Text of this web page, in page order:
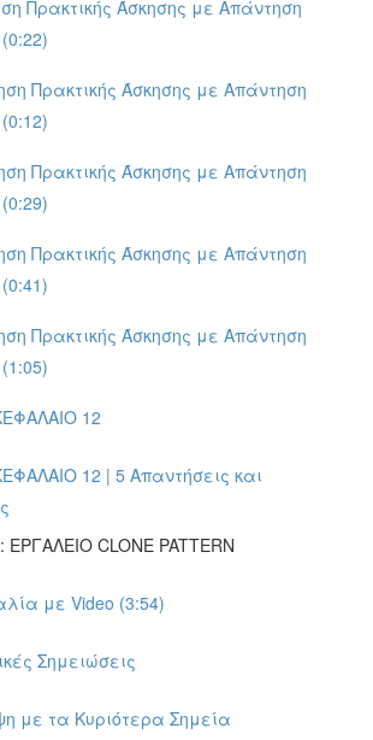
Πρακτικής Άσκησης με Απάντηση
Πρακτικής Άσκησης με Απάντηση
Πρακτικής Άσκησης με Απάντηση
Πρακτικής Άσκησης με Απάντηση
Πρακτικής Άσκησης με Απάντηση
12
12 | 5 Απαντήσεις και
CLONE PATTERN
με Video (3:54)
Σημειώσεις
με τα Κυριότερα Σημεία